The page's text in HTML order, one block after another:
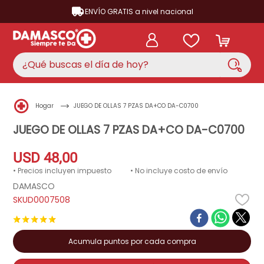
ENVÍO GRATIS a nivel nacional
¿Qué buscas el día de hoy?
Hogar JUEGO DE OLLAS 7 PZAS DA+CO DA-C0700
JUEGO DE OLLAS 7 PZAS DA+CO DA-C0700
USD 48,00
• Precios incluyen impuesto • No incluye costo de envío
DAMASCO
D0007508
★★★★★
Acumula puntos por cada compra
TÉRMINOS MÁS BUSCADOS
3. cocina
5. ventilador
6. licuadora
televisor